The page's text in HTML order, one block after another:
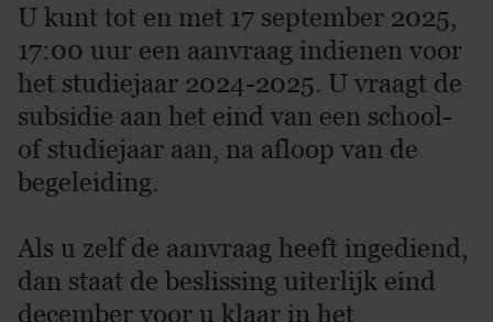
U kunt tot en met 17 september 2025,
17:00 uur een aanvraag indienen voor
het studiejaar 2024-2025. U vraagt de
subsidie aan het eind van een school-
of studiejaar aan, na afloop van de
begeleiding.
Als u zelf de aanvraag heeft ingediend,
dan staat de beslissing uiterlijk eind
december voor u klaar in het